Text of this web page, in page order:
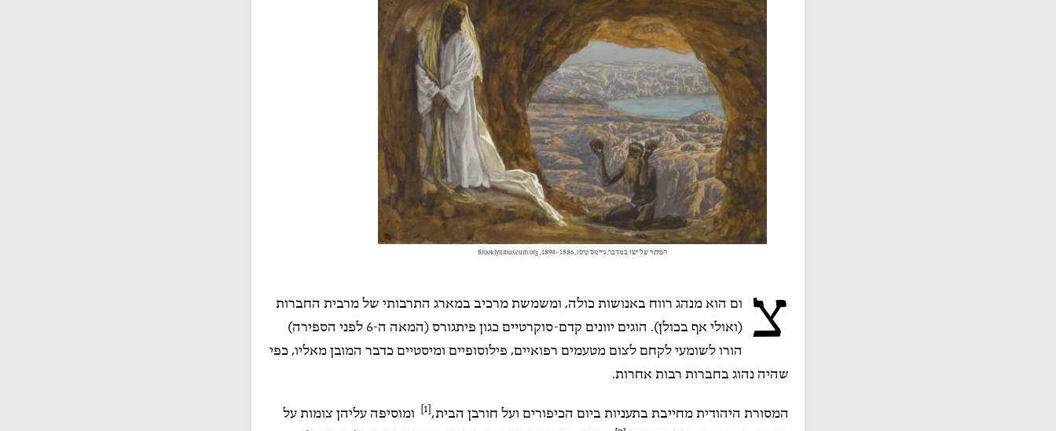
הפיתוי של ישו במדבר, ג'יימס טיסו, 1886–1894, Brooklynmuseum.org
צ
ום הוא מנהג רווח באנושות כולה, ומשמשת מרכיב במארג התרבותי של מרבית החברות
(ואולי אף בכולן). הוגים יוונים קדם-סוקרטיים כגון פיתגורס (המאה ה-6 לפני הספירה)
הורו לשומעי לקחם לצום מטעמים רפואיים, פילוסופיים ומיסטיים כדבר המובן מאליו, כפי
שהיה נהוג בחברות רבות אחרות.
המסורת היהודית מחייבת בתעניות ביום הכיפורים ועל חורבן הבית,
ומוסיפה עליהן צומות על